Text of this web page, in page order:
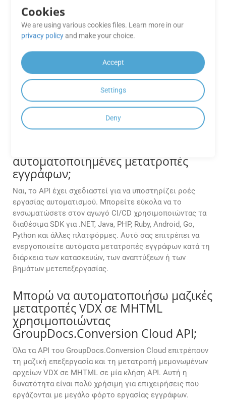
Υπάρχει διαθέσιμο SDK για κινητά
για τη δημιουργία εφαρμογών
Android;
Ναί. Το GroupDocs Cloud προσφέρει ένα εγγενές Android
SDK, το Conversion Cloud SDK για Android, επιτρέποντας
στους προγραμματιστές να ενσωματώνουν απευθείας τις
δυνατότητες επεξεργασίας εγγράφων στις εφαρμογές
τους Android.
Μπορώ να ενσωματώσω το
αυτοματοποιημένες μετατροπές
εγγράφων;
Ναι, το API έχει σχεδιαστεί για να υποστηρίζει ροές
εργασίας αυτοματισμού. Μπορείτε εύκολα να το
ενσωματώσετε στον αγωγό CI/CD χρησιμοποιώντας τα
διαθέσιμα SDK για .NET, Java, PHP, Ruby, Android, Go,
Python και άλλες πλατφόρμες. Αυτό σας επιτρέπει να
ενεργοποιείτε αυτόματα μετατροπές εγγράφων κατά τη
διάρκεια των κατασκευών, των αναπτύξεων ή των
βημάτων μετεπεξεργασίας.
Μπορώ να αυτοματοποιήσω μαζικές
μετατροπές VDX σε MHTML
χρησιμοποιώντας
GroupDocs.Conversion Cloud API;
Όλα τα API του GroupDocs.Conversion Cloud επιτρέπουν
τη μαζική επεξεργασία και τη μετατροπή μεμονωμένων
αρχείων VDX σε MHTML σε μία κλήση API. Αυτή η
δυνατότητα είναι πολύ χρήσιμη για επιχειρήσεις που
εργάζονται με μεγάλο φόρτο εργασίας εγγράφων.
Cookies
We are using various cookies files. Learn more in our
privacy policy and make your choice.
Accept
Settings
Deny